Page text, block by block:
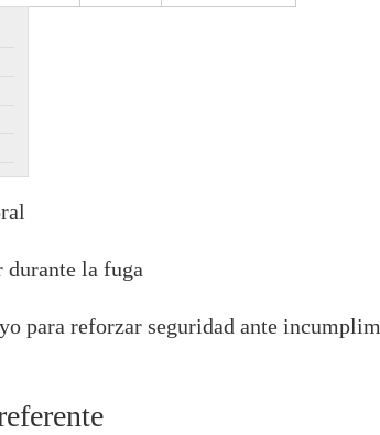
durante la fuga
para reforzar seguridad ante